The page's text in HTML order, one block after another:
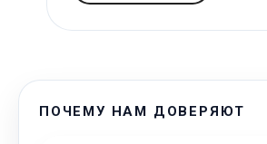
ПОЧЕМУ НАМ ДОВЕРЯЮТ